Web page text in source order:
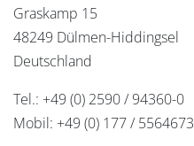
Graskamp 15
48249 Dülmen-Hiddingsel
Deutschland
Tel.: +49 (0) 2590 / 94360-0
Mobil: +49 (0) 177 / 5564673